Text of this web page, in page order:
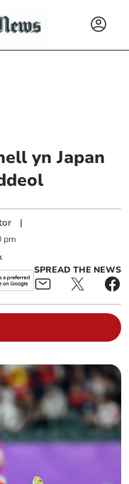
yn Japan
|
pm
SPREAD THE NEWS